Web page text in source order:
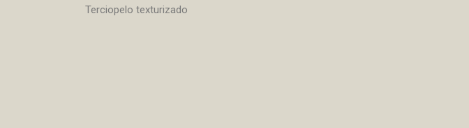
Terciopelo texturizado